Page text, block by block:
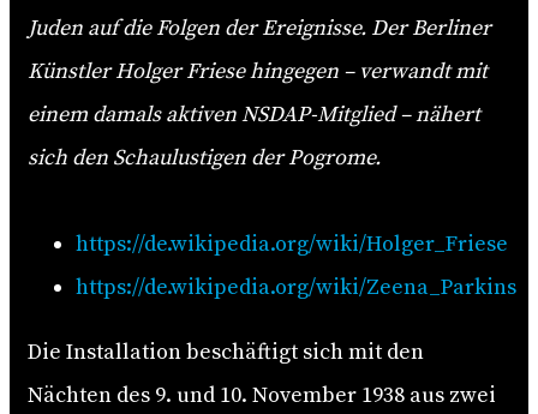
Juden auf die Folgen der Ereignisse. Der Berliner
Künstler Holger Friese hingegen – verwandt mit
einem damals aktiven NSDAP-Mitglied – nähert
sich den Schaulustigen der Pogrome.
https://de.wikipedia.org/wiki/Holger_Friese
https://de.wikipedia.org/wiki/Zeena_Parkins
Die Installation beschäftigt sich mit den
Nächten des 9. und 10. November 1938 aus zwei